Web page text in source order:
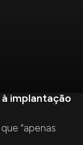
implantação
“apenas